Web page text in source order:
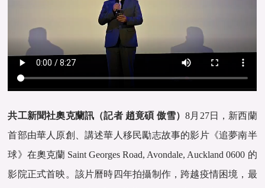
共工新聞社奧克蘭訊（記者 趙竟碩 傲雪）8月27日，新西蘭
首部由華人原創、講述華人移民勵志故事的影片《追夢南半
球》在奧克蘭 Saint Georges Road, Avondale, Auckland 0600 的
影院正式首映。該片曆時四年拍攝制作，跨越疫情困境，最